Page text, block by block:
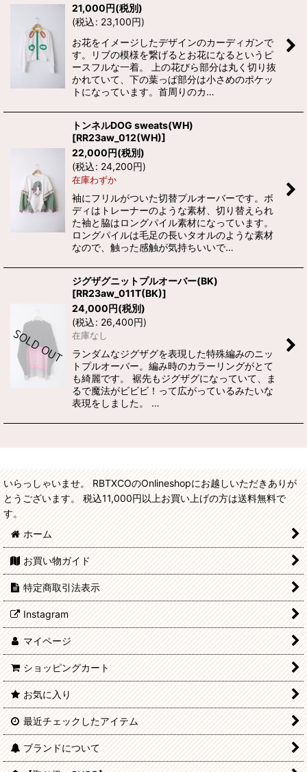
21,000円(税別)
(税込: 23,100円)
お花をイメージしたデザインのカーディガンで
す。リブの模様を繋げるとお花になるというピ
ースフルな一着。 上の花びら部分は丸く切り抜
かれていて、下の葉っぱ部分は小さめのポケッ
トになっています。首周りのカ…
トンネルDOG sweats(WH)
[RR23aw_012(WH)]
22,000円(税別)
(税込: 24,200円)
在庫わずか
袖にフリルがついた切替プルオーバーです。ボ
ディはトレーナーのような素材、切り替えられ
た袖と脇はロングパイル素材になっています。
ロングパイルは毛足の長いタオルのような素材
なので、触った感触が気持ちいいで…
ジグザグニットプルオーバー(BK)
[RR23aw_011T(BK)]
24,000円(税別)
(税込: 26,400円)
在庫なし
ランダムなジグザグを表現した特殊編みのニッ
トプルオーバー。編み時のカラーリングがとて
も綺麗です。 裾先もジグザグになっていて、ま
るで魔法がビビビ！って広がっているみたいな
表現をしました。 …
いらっしゃいませ。 RBTXCOのOnlineshopにお越しいただきありが
とうございます。 税込11,000円以上お買い上げの方は送料無料で
す。
ホーム
お買い物ガイド
特定商取引法表示
Instagram
マイページ
ショッピングカート
お気に入り
最近チェックしたアイテム
ブランドについて